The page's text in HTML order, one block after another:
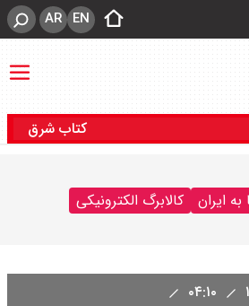
EN
AR
کتاب شرق
ایران
کالابرگ الکترونیکی